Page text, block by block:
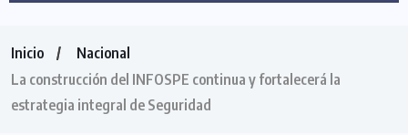
Inicio
Nacional
La construcción del INFOSPE continua y fortalecerá la
estrategia integral de Seguridad